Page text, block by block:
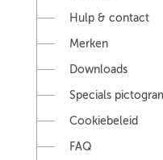
Hulp & contact
Merken
Downloads
Specials
Cookiebeleid
FAQ